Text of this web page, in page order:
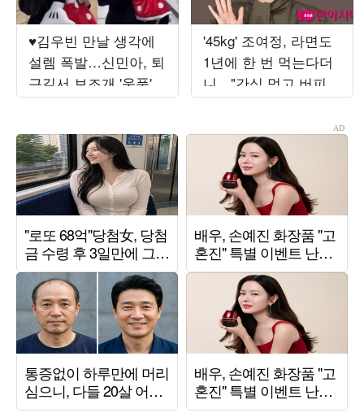
♥김우빈 만날 생각에
설렘 폭발…신민아, 퇴
근길서 보조개 '움푹'
미소 활짝
'45kg' 조여정, 라면도
1년에 한 번 먹는다더
니…"간식 먹고 버피테
스트 200개→수영"